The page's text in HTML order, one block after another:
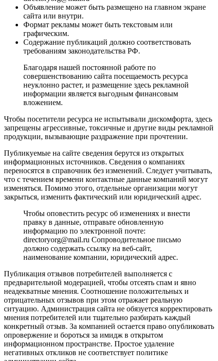
Объявление может быть размещено на главном экране
сайта или внутри.
Формат рекламы может быть текстовым или
графическим.
Содержание публикаций должно соответствовать
требованиям законодательства РФ.
Благодаря нашей постоянной работе по
совершенствованию сайта посещаемость ресурса
неуклонно растет, и размещение здесь рекламной
информации является выгодным финансовым
вложением.
Чтобы посетители ресурса не испытывали дискомфорта, здесь
запрещены агрессивные, токсичные и другие виды рекламной
продукции, вызывающие раздражение при прочтении.
Публикуемые на сайте сведения берутся из открытых
информационных источников. Сведения о компаниях
переносятся в справочник без изменений. Следует учитывать,
что с течением времени контактные данные компаний могут
изменяться. Помимо этого, отдельные организации могут
закрыться, изменить фактический или юридический адрес.
Чтобы оповестить ресурс об изменениях и внести
правку в данные, отправьте обновленную
информацию по электронной почте:
directoryorg@mail.ru Сопроводительное письмо
должно содержать ссылку на веб-сайт,
наименование компании, юридический адрес.
Публикация отзывов потребителей выполняется с
предварительной модерацией, чтобы отсеять спам и явно
неадекватные мнения. Соотношение положительных и
отрицательных отзывов при этом отражает реальную
ситуацию. Администрация сайта не обязуется корректировать
мнения потребителей или тщательно разбирать каждый
конкретный отзыв. За компанией остается право опубликовать
опровержение и бороться за имидж в открытом
информационном пространстве. Простое удаление
негативных откликов не соответствует политике